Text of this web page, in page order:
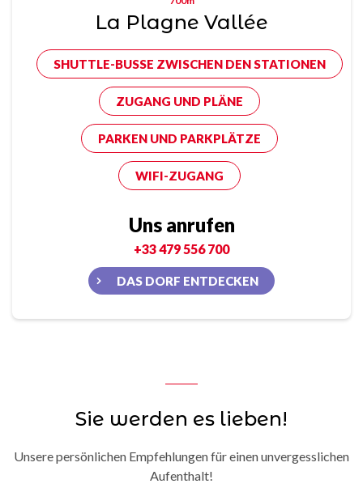
La Plagne Vallée
SHUTTLE-BUSSE ZWISCHEN DEN STATIONEN
ZUGANG UND PLÄNE
PARKEN UND PARKPLÄTZE
WIFI-ZUGANG
Uns anrufen
+33 479 556 700
DAS DORF ENTDECKEN
Sie werden es lieben!
Unsere persönlichen Empfehlungen für einen unvergesslichen
Aufenthalt!